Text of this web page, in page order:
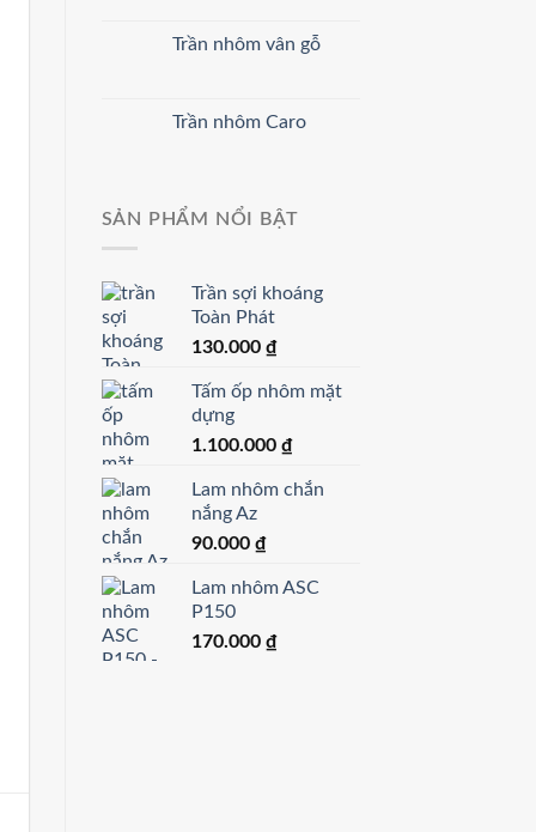
Trần nhôm Toàn Phát
Xem thêm »
Trần nhôm vân gỗ
Trần nhôm Caro
SẢN PHẨM NỔI BẬT
Trần sợi khoáng
Toàn Phát
130.000 ₫
Tấm ốp nhôm mặt
dựng
1.100.000 ₫
Lam nhôm chắn
nắng Az
90.000 ₫
Lam nhôm ASC
P150
170.000 ₫